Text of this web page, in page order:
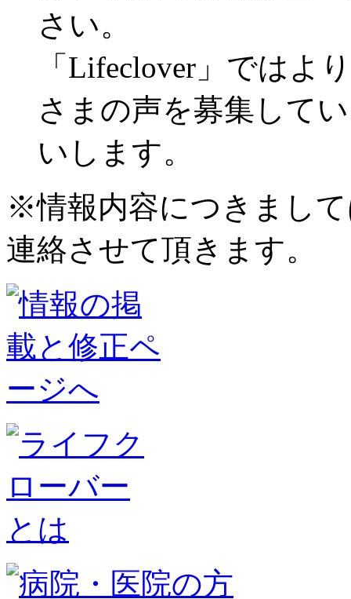
さい。
「Lifeclover」ではよ
さまの声を募集して
いします。
※情報内容につきまし
連絡させて頂きます。